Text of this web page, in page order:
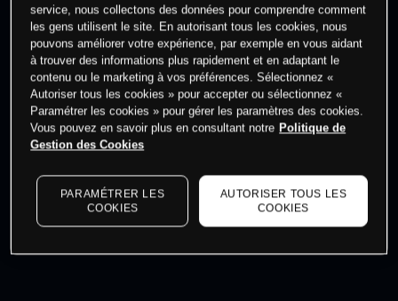
Commencez à trader
Les prix sont indicatifs.
dernières données du marché.Log into see latest
market data
service, nous collectons des données pour comprendre comment
les gens utilisent le site. En autorisant tous les cookies, nous
pouvons améliorer votre expérience, par exemple en vous aidant
à trouver des informations plus rapidement et en adaptant le
contenu ou le marketing à vos préférences. Sélectionnez «
Autoriser tous les cookies » pour accepter ou sélectionnez «
Paramétrer les cookies » pour gérer les paramètres des cookies.
Vous pouvez en savoir plus en consultant notre Politique de
Gestion des Cookies
PARAMÉTRER LES
COOKIES
AUTORISER TOUS LES
COOKIES